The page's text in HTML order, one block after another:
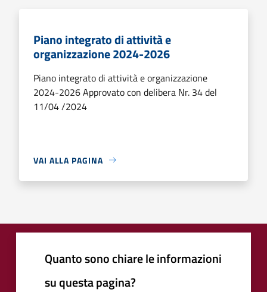
Piano integrato di attività e
organizzazione 2024-2026
Piano integrato di attività e organizzazione
2024-2026 Approvato con delibera Nr. 34 del
11/04 /2024
VAI ALLA PAGINA
Quanto sono chiare le informazioni
su questa pagina?